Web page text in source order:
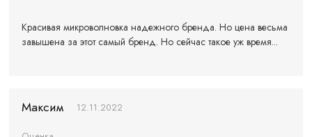
Красивая микроволновка надежного бренда. Но цена весьма
завышена за этот самый бренд. Но сейчас такое уж время...
Максим 12.11.2022